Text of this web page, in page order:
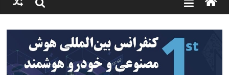
هوش
مصنوعی
www.hooshtaak.ir